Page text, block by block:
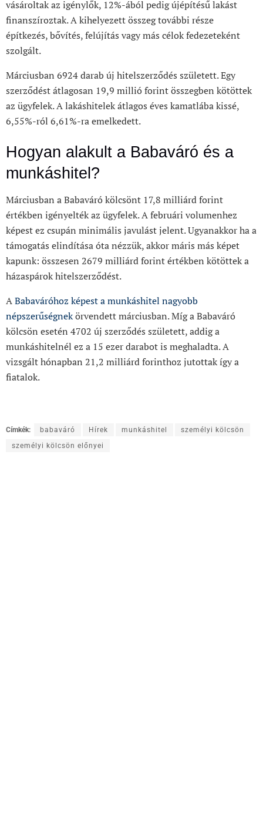
vásároltak az igénylők, 12%-ából pedig újépítésű lakást
finanszíroztak. A kihelyezett összeg további része
építkezés, bővítés, felújítás vagy más célok fedezeteként
szolgált.
Márciusban 6924 darab új hitelszerződés született. Egy
szerződést átlagosan 19,9 millió forint összegben kötöttek
az ügyfelek. A lakáshitelek átlagos éves kamatlába kissé,
6,55%-ról 6,61%-ra emelkedett.
Hogyan alakult a Babaváró és a
munkáshitel?
Márciusban a Babaváró kölcsönt 17,8 milliárd forint
értékben igényelték az ügyfelek. A februári volumenhez
képest ez csupán minimális javulást jelent. Ugyanakkor ha a
támogatás elindítása óta nézzük, akkor máris más képet
kapunk: összesen 2679 milliárd forint értékben kötöttek a
házaspárok hitelszerződést.
ABabaváróhoz képest a munkáshitel nagyobb
népszerűségnekörvendett márciusban. Míg a Babaváró
kölcsön esetén 4702 új szerződés született, addig a
munkáshitelnél ez a 15 ezer darabot is meghaladta. A
vizsgált hónapban 21,2 milliárd forinthoz jutottak így a
fiatalok.
Címkék: babaváró Hírek munkáshitel
személyi kölcsön
személyi kölcsön előnyei